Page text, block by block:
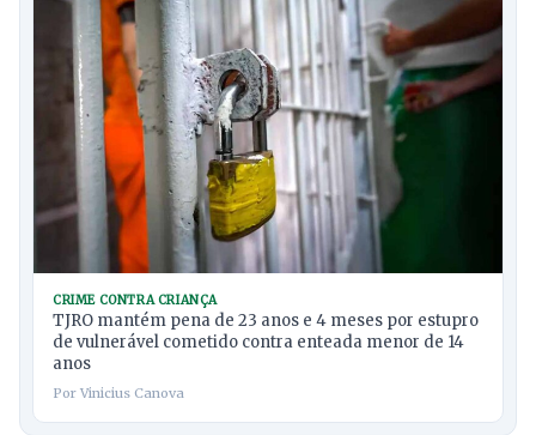
CRIME CONTRA CRIANÇA
TJRO mantém pena de 23 anos e 4 meses por estupro
de vulnerável cometido contra enteada menor de 14
anos
Por Vinicius Canova